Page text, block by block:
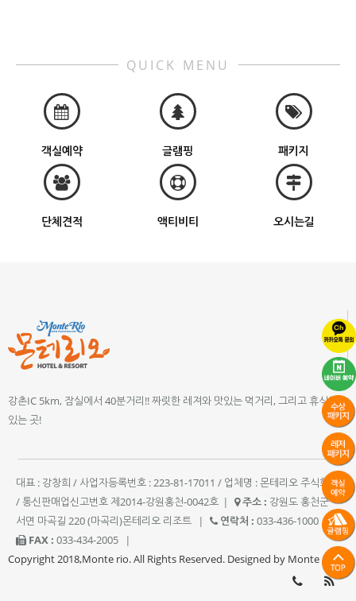
QUICK MENU
객실예약 글램핑 패키지
단체견적 액티비티 오시는길
강촌IC 5km, 잠실에서 40분거리!! 짜릿한 레져와 맛있는 먹거리, 그리고 휴식이
있는 곳!
대표 : 강창희 / 사업자등록번호 : 223-81-17011 / 업체명 : 몬테리오 주식회사
/ 통신판매업신고번호 제2014-강원홍천-0042호 | 주소 : 강원도 홍천군
서면 마곡길 220 (마곡리)몬테리오 리조트
| 연락처 : 033-436-1000
|
FAX : 033-434-2005
|
Copyright 2018,Monte rio. All Rights Reserved. Designed by Monte rio.